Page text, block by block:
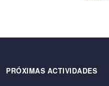
PRÓXIMAS ACTIVIDADES